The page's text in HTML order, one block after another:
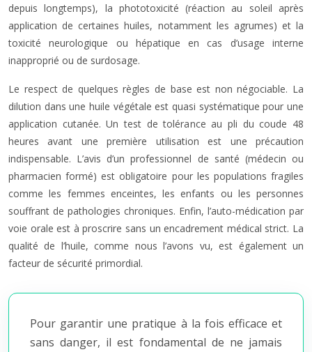
depuis longtemps), la phototoxicité (réaction au soleil après
application de certaines huiles, notamment les agrumes) et la
toxicité neurologique ou hépatique en cas d’usage interne
inapproprié ou de surdosage.
Le respect de quelques règles de base est non négociable. La
dilution dans une huile végétale est quasi systématique pour une
application cutanée. Un test de tolérance au pli du coude 48
heures avant une première utilisation est une précaution
indispensable. L’avis d’un professionnel de santé (médecin ou
pharmacien formé) est obligatoire pour les populations fragiles
comme les femmes enceintes, les enfants ou les personnes
souffrant de pathologies chroniques. Enfin, l’auto-médication par
voie orale est à proscrire sans un encadrement médical strict. La
qualité de l’huile, comme nous l’avons vu, est également un
facteur de sécurité primordial.
Pour garantir une pratique à la fois efficace et
sans danger, il est fondamental de ne jamais